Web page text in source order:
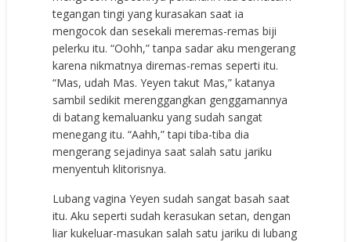
tegangan tingi yang kurasakan saat ia
mengocok dan sesekali meremas-remas biji
pelerku itu. “Oohh,” tanpa sadar aku mengerang
karena nikmatnya diremas-remas seperti itu.
“Mas, udah Mas. Yeyen takut Mas,” katanya
sambil sedikit merenggangkan genggamannya
di batang kemaluanku yang sudah sangat
menegang itu. “Aahh,” tapi tiba-tiba dia
mengerang sejadinya saat salah satu jariku
menyentuh klitorisnya.
Lubang vagina Yeyen sudah sangat basah saat
itu. Aku seperti sudah kerasukan setan, dengan
liar kukeluar-masukan salah satu jariku di lubang